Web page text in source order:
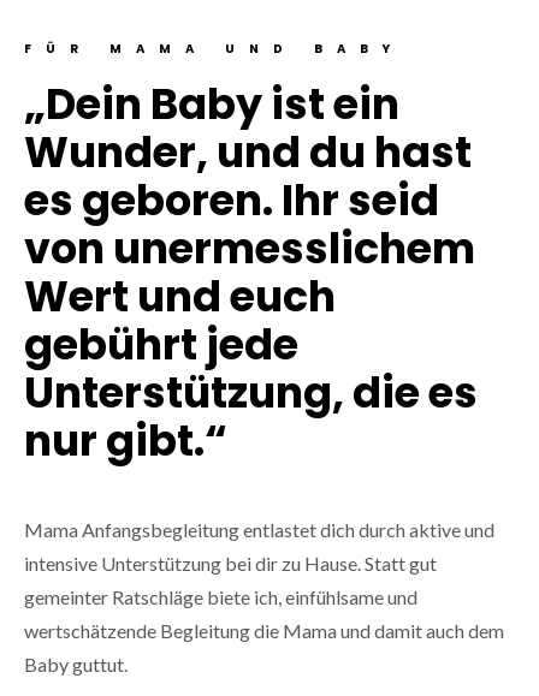
FÜR MAMA UND BABY
„Dein Baby ist ein
Wunder, und du hast
es geboren. Ihr seid
von unermesslichem
Wert und euch
gebührt jede
Unterstützung, die es
nur gibt.“
Mama Anfangsbegleitung entlastet dich durch aktive und
intensive Unterstützung bei dir zu Hause. Statt gut
gemeinter Ratschläge biete ich, einfühlsame und
wertschätzende Begleitung die Mama und damit auch dem
Baby guttut.